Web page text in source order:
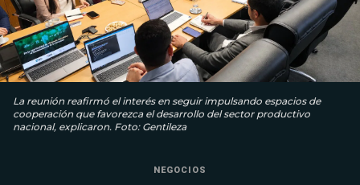
La reunión reafirmó el interés en seguir impulsando espacios de
cooperación que favorezca el desarrollo del sector productivo
nacional, explicaron. Foto: Gentileza
NEGOCIOS